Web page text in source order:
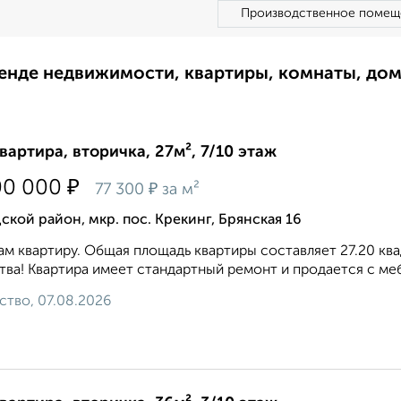
Производственное
недвижимости, квартиры, комнаты,
вторичка, 27м², 7/10 этаж
000 ₽ 77 300 ₽ за м²
район, мкр. пос. Крекинг, Брянская 16
квартиру. Общая площадь квартиры составляет 27.20
Квартира имеет стандартный ремонт и продается с
07.08.2026